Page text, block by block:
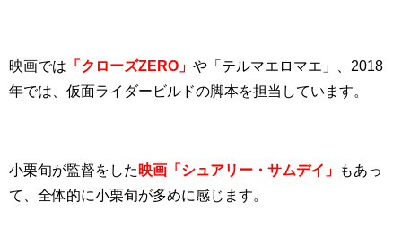
映画では 「クローズZERO」 や「テルマエロマエ」、2018
年では、仮面ライダービルドの脚本を担当しています。
小栗旬が監督をした 映画「シュアリー・サムデイ」
もあっ
て、全体的に小栗旬が多めに感じます。